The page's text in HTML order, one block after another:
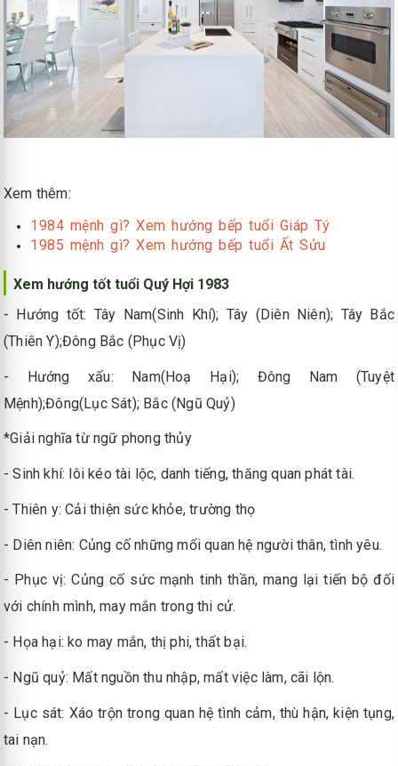
Xem thêm:
1984 mệnh gì? Xem hướng bếp tuổi Giáp Tý
1985 mệnh gì? Xem hướng bếp tuổi Ất Sửu
Xem hướng tốt tuổi Quý Hợi 1983
- Hướng tốt: Tây Nam(Sinh Khí); Tây (Diên Niên); Tây Bắc
(Thiên Y);Đông Bắc (Phục Vị)
- Hướng xấu: Nam(Hoạ Hại); Đông Nam (Tuyệt
Mệnh);Đông(Lục Sát); Bắc (Ngũ Quỷ)
*Giải nghĩa từ ngữ phong thủy
- Sinh khí: lôi kéo tài lộc, danh tiếng, thăng quan phát tài.
- Thiên y: Cải thiện sức khỏe, trường thọ
- Diên niên: Củng cố những mối quan hệ người thân, tình yêu.
- Phục vị: Củng cố sức mạnh tinh thần, mang lại tiến bộ đối
với chính mình, may mắn trong thi cử.
- Họa hại: ko may mắn, thị phi, thất bại.
- Ngũ quỷ: Mất nguồn thu nhập, mất việc làm, cãi lộn.
- Lục sát: Xáo trộn trong quan hệ tình cảm, thù hận, kiện tụng,
tai nạn.